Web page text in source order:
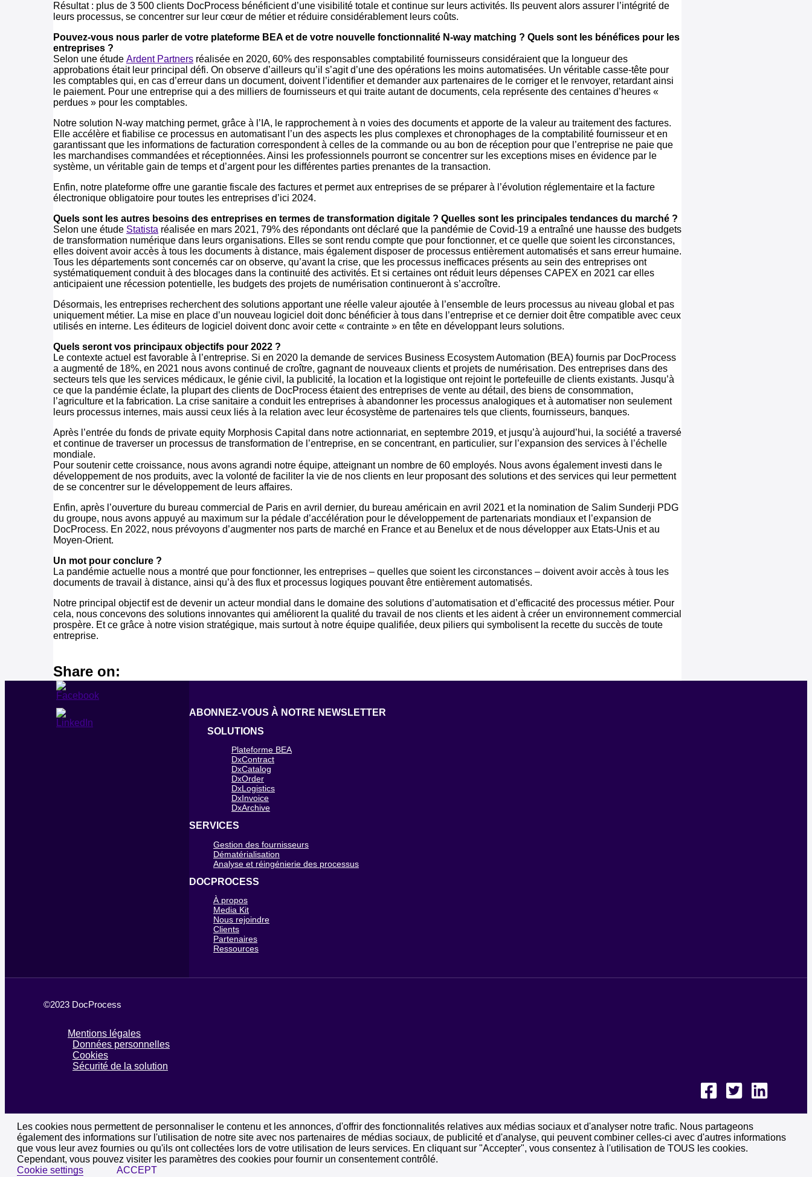
Résultat : plus de 3 500 clients DocProcess bénéficient d’une visibilité totale et continue sur leurs activités. Ils peuvent alors assurer l’intégrité de
leurs processus, se concentrer sur leur cœur de métier et réduire considérablement leurs coûts.
Pouvez-vous nous parler de votre plateforme BEA et de votre nouvelle fonctionnalité N-way matching ? Quels sont les bénéfices pour les
entreprises ?
Selon une étude Ardent Partners réalisée en 2020, 60% des responsables comptabilité fournisseurs considéraient que la longueur des
approbations était leur principal défi. On observe d’ailleurs qu’il s’agit d’une des opérations les moins automatisées. Un véritable casse-tête pour
les comptables qui, en cas d’erreur dans un document, doivent l’identifier et demander aux partenaires de le corriger et le renvoyer, retardant ainsi
le paiement. Pour une entreprise qui a des milliers de fournisseurs et qui traite autant de documents, cela représente des centaines d’heures «
perdues » pour les comptables.
Notre solution N-way matching permet, grâce à l’IA, le rapprochement à n voies des documents et apporte de la valeur au traitement des factures.
Elle accélère et fiabilise ce processus en automatisant l’un des aspects les plus complexes et chronophages de la comptabilité fournisseur et en
garantissant que les informations de facturation correspondent à celles de la commande ou au bon de réception pour que l’entreprise ne paie que
les marchandises commandées et réceptionnées. Ainsi les professionnels pourront se concentrer sur les exceptions mises en évidence par le
système, un véritable gain de temps et d’argent pour les différentes parties prenantes de la transaction.
Enfin, notre plateforme offre une garantie fiscale des factures et permet aux entreprises de se préparer à l’évolution réglementaire et la facture
électronique obligatoire pour toutes les entreprises d’ici 2024.
Quels sont les autres besoins des entreprises en termes de transformation digitale ? Quelles sont les principales tendances du marché ?
Selon une étude Statista réalisée en mars 2021, 79% des répondants ont déclaré que la pandémie de Covid-19 a entraîné une hausse des budgets
de transformation numérique dans leurs organisations. Elles se sont rendu compte que pour fonctionner, et ce quelle que soient les circonstances,
elles doivent avoir accès à tous les documents à distance, mais également disposer de processus entièrement automatisés et sans erreur humaine.
Tous les départements sont concernés car on observe, qu’avant la crise, que les processus inefficaces présents au sein des entreprises ont
systématiquement conduit à des blocages dans la continuité des activités. Et si certaines ont réduit leurs dépenses CAPEX en 2021 car elles
anticipaient une récession potentielle, les budgets des projets de numérisation continueront à s’accroître.
Désormais, les entreprises recherchent des solutions apportant une réelle valeur ajoutée à l’ensemble de leurs processus au niveau global et pas
uniquement métier. La mise en place d’un nouveau logiciel doit donc bénéficier à tous dans l’entreprise et ce dernier doit être compatible avec ceux
utilisés en interne. Les éditeurs de logiciel doivent donc avoir cette « contrainte » en tête en développant leurs solutions.
Quels seront vos principaux objectifs pour 2022 ?
Le contexte actuel est favorable à l’entreprise. Si en 2020 la demande de services Business Ecosystem Automation (BEA) fournis par DocProcess
a augmenté de 18%, en 2021 nous avons continué de croître, gagnant de nouveaux clients et projets de numérisation. Des entreprises dans des
secteurs tels que les services médicaux, le génie civil, la publicité, la location et la logistique ont rejoint le portefeuille de clients existants. Jusqu’à
ce que la pandémie éclate, la plupart des clients de DocProcess étaient des entreprises de vente au détail, des biens de consommation,
l’agriculture et la fabrication. La crise sanitaire a conduit les entreprises à abandonner les processus analogiques et à automatiser non seulement
leurs processus internes, mais aussi ceux liés à la relation avec leur écosystème de partenaires tels que clients, fournisseurs, banques.
Après l’entrée du fonds de private equity Morphosis Capital dans notre actionnariat, en septembre 2019, et jusqu’à aujourd’hui, la société a traversé
et continue de traverser un processus de transformation de l’entreprise, en se concentrant, en particulier, sur l’expansion des services à l’échelle
mondiale.
Pour soutenir cette croissance, nous avons agrandi notre équipe, atteignant un nombre de 60 employés. Nous avons également investi dans le
développement de nos produits, avec la volonté de faciliter la vie de nos clients en leur proposant des solutions et des services qui leur permettent
de se concentrer sur le développement de leurs affaires.
Enfin, après l’ouverture du bureau commercial de Paris en avril dernier, du bureau américain en avril 2021 et la nomination de Salim Sunderji PDG
du groupe, nous avons appuyé au maximum sur la pédale d’accélération pour le développement de partenariats mondiaux et l’expansion de
DocProcess. En 2022, nous prévoyons d’augmenter nos parts de marché en France et au Benelux et de nous développer aux Etats-Unis et au
Moyen-Orient.
Un mot pour conclure ?
La pandémie actuelle nous a montré que pour fonctionner, les entreprises – quelles que soient les circonstances – doivent avoir accès à tous les
documents de travail à distance, ainsi qu’à des flux et processus logiques pouvant être entièrement automatisés.
Notre principal objectif est de devenir un acteur mondial dans le domaine des solutions d’automatisation et d’efficacité des processus métier. Pour
cela, nous concevons des solutions innovantes qui améliorent la qualité du travail de nos clients et les aident à créer un environnement commercial
prospère. Et ce grâce à notre vision stratégique, mais surtout à notre équipe qualifiée, deux piliers qui symbolisent la recette du succès de toute
entreprise.
Share on:
ABONNEZ-VOUS À NOTRE NEWSLETTER
SOLUTIONS
Plateforme BEA
DxContract
DxCatalog
DxOrder
DxLogistics
DxInvoice
DxArchive
SERVICES
Gestion des fournisseurs
Dématérialisation
Analyse et réingénierie des processus
DOCPROCESS
À propos
Media Kit
Nous rejoindre
Clients
Partenaires
Ressources
©2023 DocProcess
Mentions légales
Données personnelles
Cookies
Sécurité de la solution
Les cookies nous permettent de personnaliser le contenu et les annonces, d'offrir des fonctionnalités relatives aux médias sociaux et d'analyser notre trafic. Nous partageons
également des informations sur l'utilisation de notre site avec nos partenaires de médias sociaux, de publicité et d'analyse, qui peuvent combiner celles-ci avec d'autres informations
que vous leur avez fournies ou qu'ils ont collectées lors de votre utilisation de leurs services. En cliquant sur "Accepter", vous consentez à l'utilisation de TOUS les cookies.
Cependant, vous pouvez visiter les paramètres des cookies pour fournir un consentement contrôlé.
Cookie settings
ACCEPT